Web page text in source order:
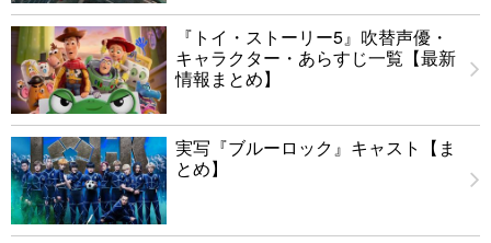
『トイ・ストーリー5』吹替声優・
キャラクター・あらすじ一覧【最新
情報まとめ】
実写『ブルーロック』キャスト【ま
とめ】